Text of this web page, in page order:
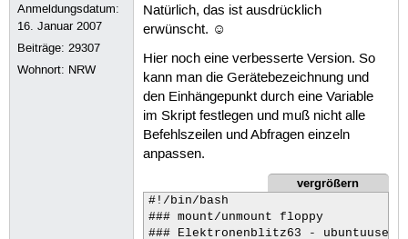
Anmeldungsdatum:
16. Januar 2007
Beiträge:29307
Wohnort: NRW
Natürlich, das ist ausdrücklich
erwünscht. ☺
Hier noch eine verbesserte Version. So
kann man die Gerätebezeichnung und
den Einhängepunkt durch eine Variable
im Skript festlegen und muß nicht alle
Befehlszeilen und Abfragen einzeln
anpassen.
vergrößern
#!/bin/bash
### mount/unmount floppy
### Elektronenblitz63 -